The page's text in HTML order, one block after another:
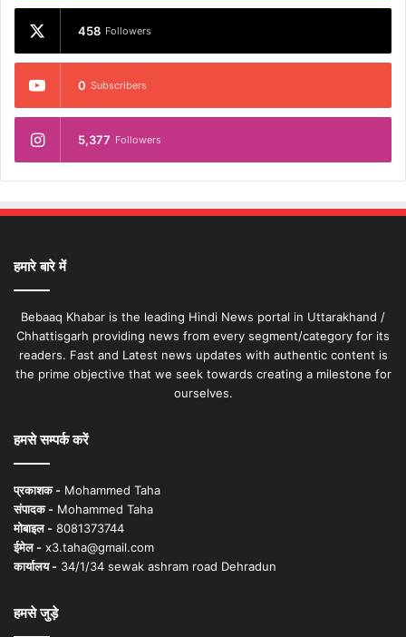
458 Followers
0 Subscribers
5,377 Followers
हमारे बारे में
Bebaaq Khabar is the leading Hindi News portal in Uttarakhand /
Chhattisgarh providing news from every segment/category for its
readers. Fast and Latest news updates with authentic content is
the prime objective that we seek towards creating a milestone for
ourselves.
हमसे सम्पर्क करें
प्रकाशक - Mohammed Taha
संपादक - Mohammed Taha
मोबाइल - 8081373744
ईमेल - x3.taha@gmail.com
कार्यालय - 34/1/34 sewak ashram road Dehradun
हमसे जुड़े